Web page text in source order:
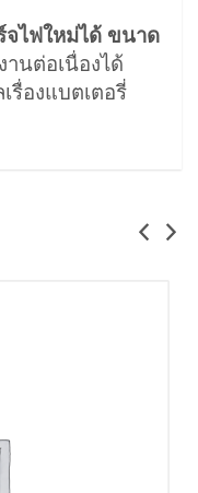
ไฟใหม่ได้ ขนาด
านต่อเนื่องได้
รื่องแบตเตอรี่